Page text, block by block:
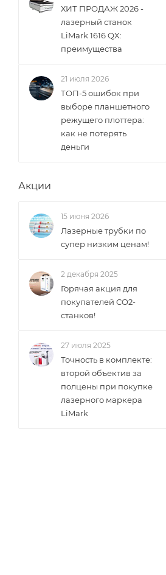
ХИТ ПРОДАЖ 2026 -
лазерный станок
LiMark 1616 QX:
преимущества
21 июля 2026
ТОП-5 ошибок при
выборе планшетного
режущего плоттера:
как не потерять
деньги
Акции
15 июня 2026
Лазерные трубки по
супер низким ценам!
2 декабря 2025
Горячая акция для
покупателей CO2-
станков!
27 июля 2025
Точность в комплекте:
второй объектив за
полцены при покупке
лазерного маркера
LiMark